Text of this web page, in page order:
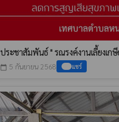
ประชาสัมพันธ์ " รณรงค์งานเลี้ยงเก
calendar_today 5 กันยายน 2568 แชร์